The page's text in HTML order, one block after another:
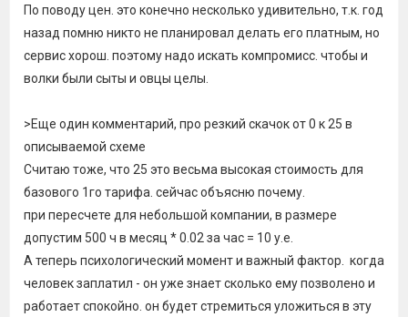
По поводу цен. это конечно несколько удивительно, т.к. год
назад помню никто не планировал делать его платным, но
сервис хорош. поэтому надо искать компромисс. чтобы и
волки были сыты и овцы целы.
>Еще один комментарий, про резкий скачок от 0 к 25 в
описываемой схеме
Считаю тоже, что 25 это весьма высокая стоимость для
базового 1го тарифа. сейчас объясню почему.
при пересчете для небольшой компании, в размере
допустим 500 ч в месяц * 0.02 за час = 10 у.е.
А теперь психологический момент и важный фактор. когда
человек заплатил - он уже знает сколько ему позволено и
работает спокойно. он будет стремиться уложиться в эту